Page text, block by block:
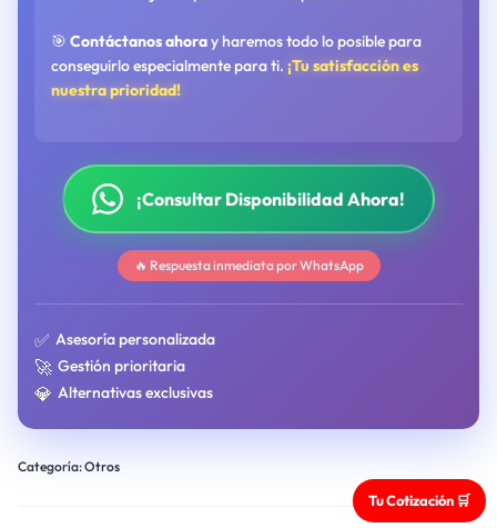
🎯 Contáctanos ahoray haremos todo lo posible para
conseguirlo especialmente para ti. ¡Tu satisfacción es
nuestra prioridad!
¡Consultar Disponibilidad Ahora!
🔥 Respuesta inmediata por WhatsApp
✅ Asesoría personalizada
🚀 Gestión prioritaria
💎 Alternativas exclusivas
Categoría:Otros
Tu Cotización 🛒